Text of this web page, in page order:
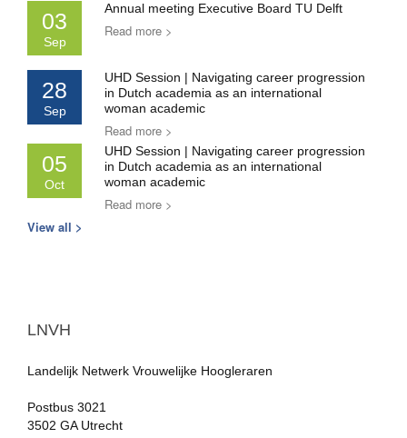
03
Sep
Annual meeting Executive Board TU Delft
Read more >
28
Sep
UHD Session | Navigating career progression
in Dutch academia as an international
woman academic
Read more >
05
Oct
UHD Session | Navigating career progression
in Dutch academia as an international
woman academic
Read more >
View all >
LNVH
Landelijk Netwerk Vrouwelijke Hoogleraren
Postbus 3021
3502 GA Utrecht